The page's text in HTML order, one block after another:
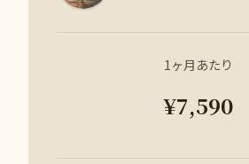
1ヶ月あたり
¥7,590